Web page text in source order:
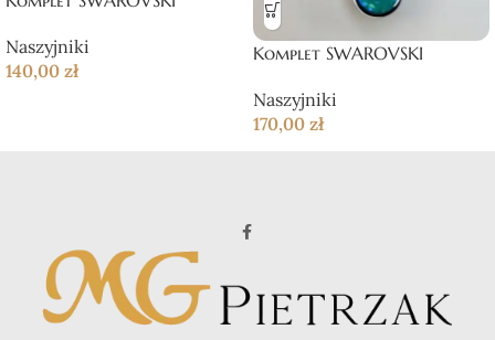
Naszyjniki
140,00 zł
Komplet SWAROVSKI
Naszyjniki
170,00 zł